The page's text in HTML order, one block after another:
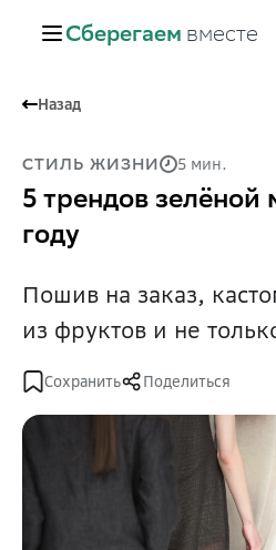
Сберегаем вместе
Назад
СТИЛЬ ЖИЗНИ 5 мин.
5 трендов
году
Пошив на заказ,
из фруктов и не
Сохранить Поделиться